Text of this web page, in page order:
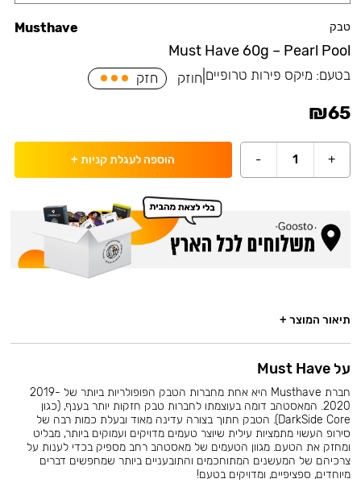
טבק
Must Have 60g – Pearl Pool
Musthave
בטעם: מיקס פירות טרופיים חוזק חזק
₪65
+
1
- הוספה לעגלת קניות +
תיאור המוצר +
על Must Have
חברת Musthave היא אחת מחברות הטבק הפופולריות ביותר של 2019-
2020. המאסטהב דומה בעוצמתו לחברות טבק חזקות יותר בענף, (כגון
DarkSide Core). הטבק חתוך בצורה עדינה מאוד ובעלת כמות רבה של
סירופ העשוי מתמציות עילית שיוצר טעמים מדויקים ועמוקים ביותר, מבליט
ומחזק את הטעם. מגוון הטעמים של מאסטהב רחב מספיק בכדי לענות על
צרכיהם של המעשנים המתוחכמים והתובעניים ביותר שמחפשים דברים
מיוחדים, ספציפיים, ומדויקים בטעם!